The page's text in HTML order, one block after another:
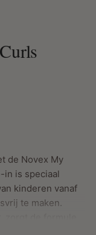
de Novex My
in is speciaal
kinderen vanaf
te maken.
glanzende